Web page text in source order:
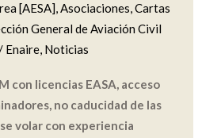
[AESA],Asociaciones,Cartas
General de Aviación Civil
Enaire, Noticias
con licencias EASA, acceso
no caducidad de las
volar con experiencia